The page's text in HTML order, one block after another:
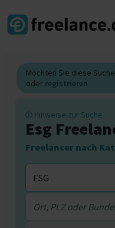
Möchten Sie diese
oder registrieren
Hinweise zur Suche
Esg
Freelancer nach